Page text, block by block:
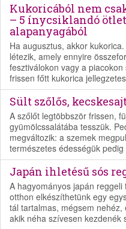
Kukoricából nem
– 5 ínycsiklandó
alapanyagából
Ha augusztus, akkor
létezik, amely ennyire
fesztiválokon vagy a
frissen főtt kukorica
Sült szőlős,
A szőlőt legtöbbször frissen,
gyümölcssalátába tesszük.
megváltozik: a szemek
természetes édességük
Japán ihletésű sós
A hagyományos japán
otthon elkészíthetünk egy
tál tartalmas, mégsem
akik néha szívesen kezdenék